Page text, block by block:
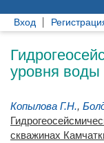
Вход
уровня воды
Копылова Г.Н.,
скважинах